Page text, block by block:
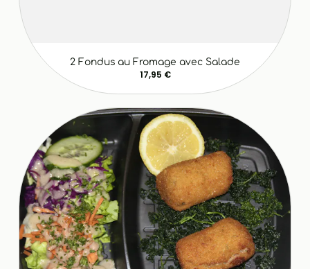
2 Fondus au Fromage avec Salade
17,95 €